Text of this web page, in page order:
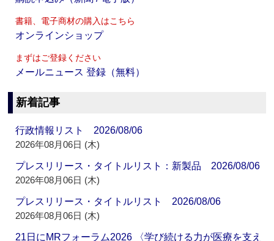
書籍、電子商材の購入はこちら
オンラインショップ
まずはご登録ください
メールニュース 登録（無料）
新着記事
行政情報リスト 2026/08/06
2026年08月06日 (木)
プレスリリース・タイトルリスト：新製品 2026/08/06
2026年08月06日 (木)
プレスリリース・タイトルリスト 2026/08/06
2026年08月06日 (木)
21日にMRフォーラム2026 〈学び続ける力が医療を支え